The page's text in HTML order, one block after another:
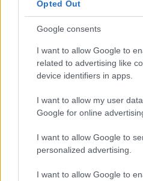
Opted Out
Google consents
I want to allow Google to
related to advertising like
device identifiers in apps.
I want to allow my user
Google for online
I want to allow Google to
personalized advertising.
I want to allow Google to
pénzügyi helyzetünk is,
a várt és nem várt
szolgáltatnak a figyelem
keresztül lehetne még
működnek, maximum a
még több testreszabási